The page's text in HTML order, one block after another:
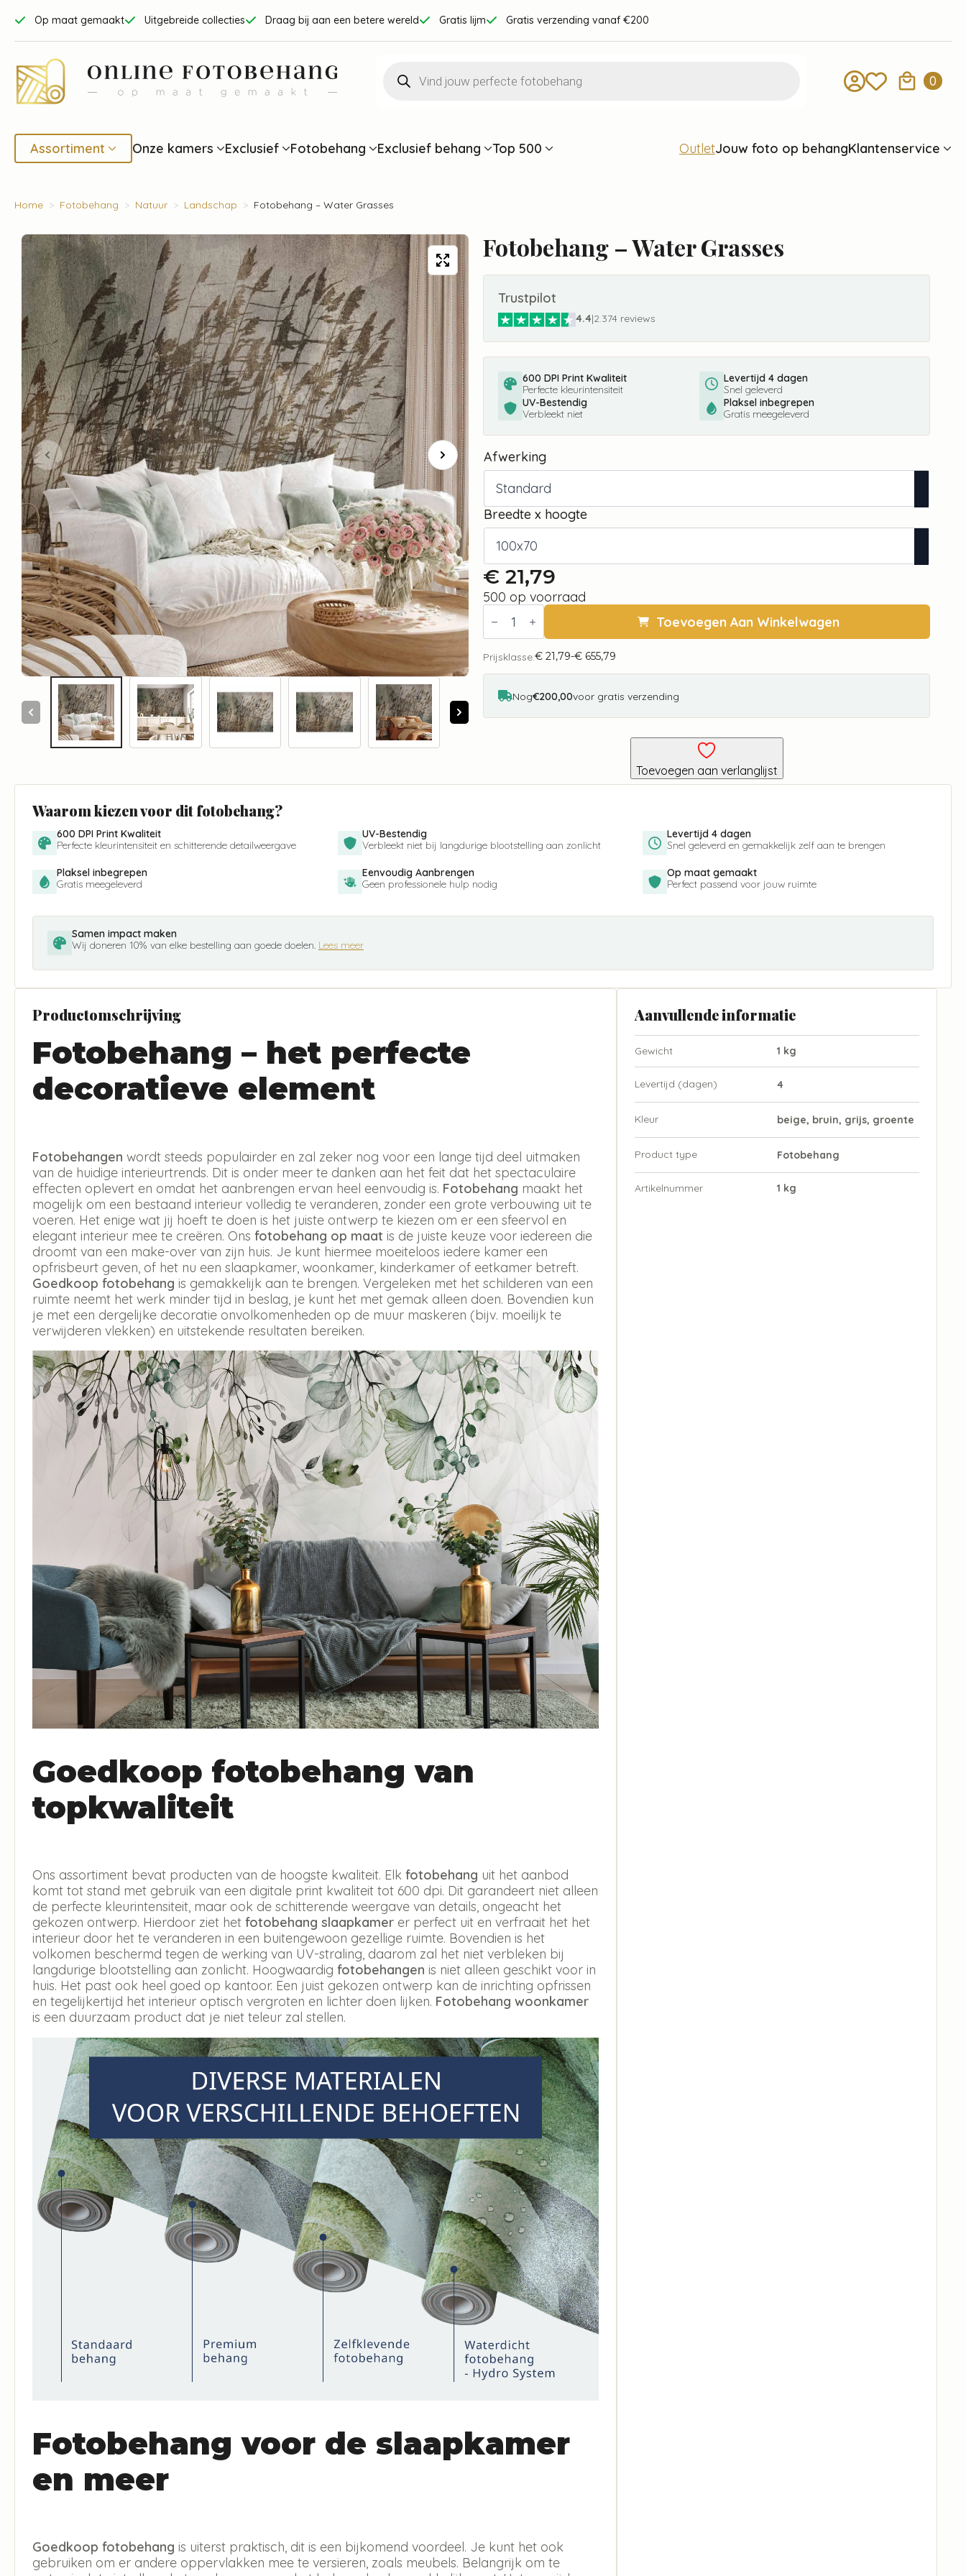
Op maat gemaakt Uitgebreide collecties Draag bij aan een betere wereld Gratis lijm Gratis verzending vanaf €200
zoeken
0
Assortiment Onze kamers Exclusief Fotobehang Exclusief behang Top 500 OutletJouw foto op behangKlantenservice
Home Fotobehang Natuur Landschap Fotobehang – Water Grasses
Fotobehang – Water Grasses
Trustpilot
4.4|2.374 reviews
600 DPI Print Kwaliteit
Perfecte kleurintensiteit
UV-Bestendig
Verbleekt niet
Levertijd 4 dagen
Snel geleverd
Plaksel inbegrepen
Gratis meegeleverd
Afwerking
Breedte x hoogte
€ 21,79
500 op voorraad
Fotobehang
Water
aantal
Toevoegen Aan Winkelwagen
Prijsklasse:€ 21,79-€ 655,79
Prijsklasse:
€ 21,79
€ 655,79
Nog€200,00voor gratis verzending
Toevoegen aan verlanglijst
Waarom kiezen voor dit fotobehang?
600 DPI Print Kwaliteit
Perfecte kleurintensiteit en schitterende detailweergave
UV-Bestendig
Verbleekt niet bij langdurige blootstelling aan zonlicht
Levertijd 4 dagen
Snel geleverd en gemakkelijk zelf aan te brengen
Plaksel inbegrepen
Gratis meegeleverd
Eenvoudig Aanbrengen
Geen professionele hulp nodig
Op maat gemaakt
Perfect passend voor jouw ruimte
Samen impact maken
Wij doneren 10% van elke bestelling aan goede doelen. Lees meer
Productomschrijving
Fotobehang – het perfecte
decoratieve element
Fotobehangen wordt steeds populairder en zal zeker nog voor een lange tijd deel uitmaken
van de huidige interieurtrends. Dit is onder meer te danken aan het feit dat het spectaculaire
effecten oplevert en omdat het aanbrengen ervan heel eenvoudig is. Fotobehang maakt het
mogelijk om een bestaand interieur volledig te veranderen, zonder een grote verbouwing uit te
voeren. Het enige wat jij hoeft te doen is het juiste ontwerp te kiezen om er een sfeervol en
elegant interieur mee te creëren. Ons fotobehang op maat is de juiste keuze voor iedereen die
droomt van een make-over van zijn huis. Je kunt hiermee moeiteloos iedere kamer een
opfrisbeurt geven, of het nu een slaapkamer, woonkamer, kinderkamer of eetkamer betreft.
Goedkoop fotobehang is gemakkelijk aan te brengen. Vergeleken met het schilderen van een
ruimte neemt het werk minder tijd in beslag, je kunt het met gemak alleen doen. Bovendien kun
je met een dergelijke decoratie onvolkomenheden op de muur maskeren (bijv. moeilijk te
verwijderen vlekken) en uitstekende resultaten bereiken.
Goedkoop fotobehang van
topkwaliteit
Ons assortiment bevat producten van de hoogste kwaliteit. Elk fotobehang uit het aanbod
komt tot stand met gebruik van een digitale print kwaliteit tot 600 dpi. Dit garandeert niet alleen
de perfecte kleurintensiteit, maar ook de schitterende weergave van details, ongeacht het
gekozen ontwerp. Hierdoor ziet het fotobehang slaapkamer er perfect uit en verfraait het het
interieur door het te veranderen in een buitengewoon gezellige ruimte. Bovendien is het
volkomen beschermd tegen de werking van UV-straling, daarom zal het niet verbleken bij
langdurige blootstelling aan zonlicht. Hoogwaardig fotobehangen is niet alleen geschikt voor in
huis. Het past ook heel goed op kantoor. Een juist gekozen ontwerp kan de inrichting opfrissen
en tegelijkertijd het interieur optisch vergroten en lichter doen lijken. Fotobehang woonkamer
is een duurzaam product dat je niet teleur zal stellen.
Fotobehang voor de slaapkamer
en meer
Goedkoop fotobehang is uiterst praktisch, dit is een bijkomend voordeel. Je kunt het ook
gebruiken om er andere oppervlakken mee te versieren, zoals meubels. Belangrijk om te
Aanvullende informatie
Gewicht 1 kg
Levertijd (dagen) 4
Kleur beige, bruin, grijs, groente
Product type Fotobehang
Artikelnummer 1 kg